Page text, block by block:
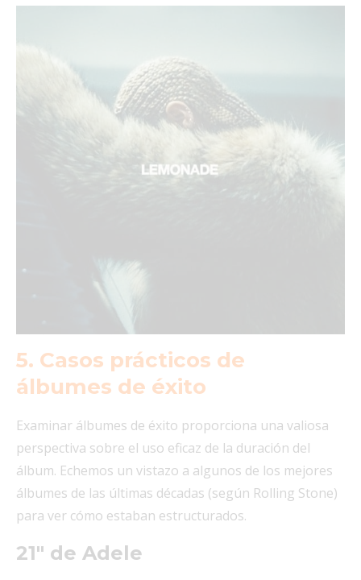
5. Casos prácticos de
álbumes de éxito
Examinar álbumes de éxito proporciona una valiosa
perspectiva sobre el uso eficaz de la duración del
álbum. Echemos un vistazo a algunos de los mejores
álbumes de las últimas décadas (según Rolling Stone)
para ver cómo estaban estructurados.
21″ de Adele